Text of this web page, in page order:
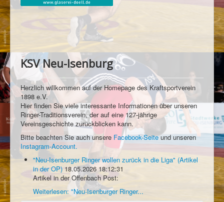
KSV Neu-Isenburg
Herzlich willkommen auf der Homepage des Kraftsportverein
1898 e.V.
Hier finden Sie viele interessante Informationen über unseren
Ringer-Traditionsverein, der auf eine 127-jährige
Vereinsgeschichte zurückblicken kann.
Bitte beachten Sie auch unsere Facebook-Seiteund unseren
Instagram-Account.
"Neu-Isenburger Ringer wollen zurück in die Liga" (Artikel
in der OP) 18.05.2026 18:12:31
Artikel in der Offenbach Post:
Weiterlesen: "Neu-Isenburger Ringer...